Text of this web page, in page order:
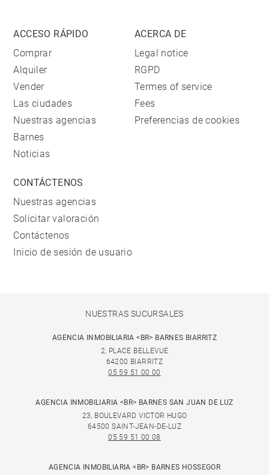
ACCESO RÁPIDO
Comprar
Alquiler
Vender
Las ciudades
Nuestras agencias
Barnes
Noticias
ACERCA DE
Legal notice
RGPD
Termes of service
Fees
Preferencias de cookies
CONTÁCTENOS
Nuestras agencias
Solicitar valoración
Contáctenos
Inicio de sesión de usuario
NUESTRAS SUCURSALES
AGENCIA INMOBILIARIA <BR> BARNES BIARRITZ
2, PLACE BELLEVUE
64200 BIARRITZ
05 59 51 00 00
AGENCIA INMOBILIARIA <BR> BARNES SAN JUAN DE LUZ
23, BOULEVARD VICTOR HUGO
64500 SAINT-JEAN-DE-LUZ
05 59 51 00 08
AGENCIA INMOBILIARIA <BR> BARNES HOSSEGOR